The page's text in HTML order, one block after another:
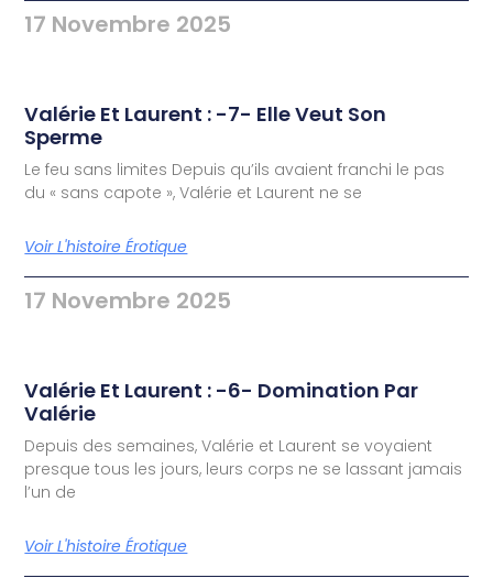
17 Novembre 2025
Valérie Et Laurent : -7- Elle Veut Son
Sperme
Le feu sans limites Depuis qu’ils avaient franchi le pas
du « sans capote », Valérie et Laurent ne se
Voir L'histoire Érotique
17 Novembre 2025
Valérie Et Laurent : -6- Domination Par
Valérie
Depuis des semaines, Valérie et Laurent se voyaient
presque tous les jours, leurs corps ne se lassant jamais
l’un de
Voir L'histoire Érotique